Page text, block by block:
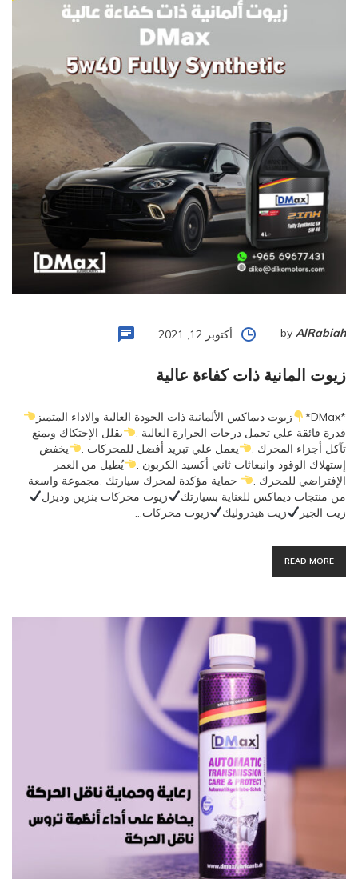
by AlRabiah أكتوبر 12, 2021
زيوت المانية ذات كفاءة عالية
*DMax*
زيوت ديماكس الألمانية ذات الجودة العالية والاداء المتميز
قدرة فائقة علي تحمل درجات الحرارة العالية .
يقلل الإحتكاك ويمنع
تآكل أجزاء المحرك .
يعمل علي تبريد أفضل للمحركات .
يخفض
إستهلاك الوقود وانبعاثات ثاني أكسيد الكربون .
يُطيل من العمر
الإفتراضي للمحرك .
حماية مؤكدة لمحرك سيارتك .مجموعة واسعة
من منتجات ديماكس للعناية بسيارتك
زيوت محركات بنزين وديزل
زيت الجير
زيت هيدروليك زيوت محركات…
READ MORE